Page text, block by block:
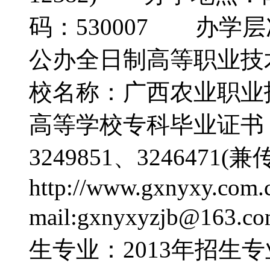
码：530007 办学
公办全日制高等职业
校名称：广西农业职
高等学校专科毕业证
3249851、3246471(
http://
生专业：2013年招生